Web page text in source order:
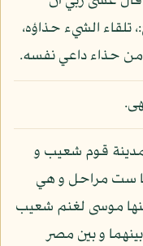
تلقاء الشيء حذاؤه،
حذاء داعي نفسه.
مدينة قوم شعيب و
ست مراحل و هي
منها موسى لغنم شعيب
و بين مصر